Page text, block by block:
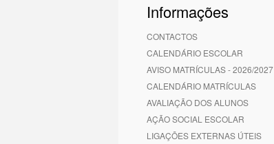
Informações
CONTACTOS
CALENDÁRIO ESCOLAR
AVISO MATRÍCULAS - 2026/2027
CALENDÁRIO MATRÍCULAS
AVALIAÇÃO DOS ALUNOS
AÇÃO SOCIAL ESCOLAR
LIGAÇÕES EXTERNAS ÚTEIS